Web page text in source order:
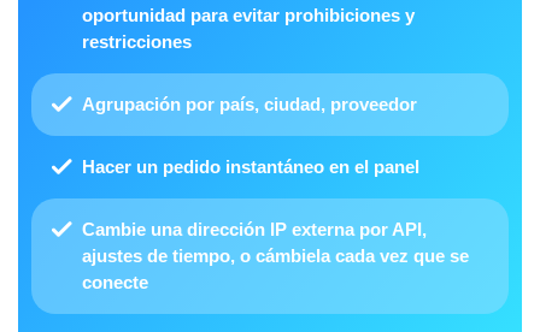
oportunidad para evitar prohibiciones y
restricciones
Agrupación por país, ciudad, proveedor
Hacer un pedido instantáneo en el panel
Cambie una dirección IP externa por API,
ajustes de tiempo, o cámbiela cada vez que se
conecte